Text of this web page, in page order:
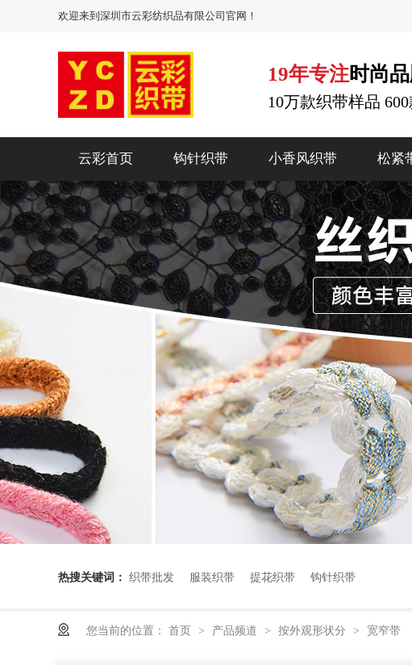
欢迎来到深圳市云彩纺织品有限公司官网！
19年专注时尚
10万款织带样品
云彩首页 钩针织带 小香风织带 松紧
热搜关键词： 织带批发 服装织带 提花织带 钩针织带
您当前的位置： 首页 > 产品频道 > 按外观形状分 > 宽窄带